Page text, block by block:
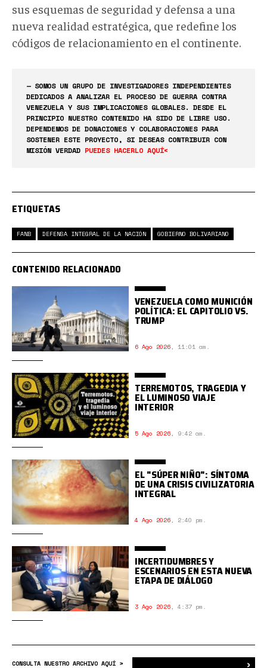
sus esquemas de seguridad y defensa a una
nueva realidad estratégica, que redefine los
códigos de relacionamiento en el continente.
— SOMOS UN GRUPO DE INVESTIGADORES INDEPENDIENTES
DEDICADOS A ANALIZAR EL PROCESO DE GUERRA CONTRA
VENEZUELA Y SUS IMPLICACIONES GLOBALES. DESDE EL
PRINCIPIO NUESTRO CONTENIDO HA SIDO DE LIBRE USO.
DEPENDEMOS DE DONACIONES Y COLABORACIONES PARA
SOSTENER ESTE PROYECTO, SI DESEAS CONTRIBUIR CON
MISIÓN VERDAD PUEDES HACERLO AQUÍ<
ETIQUETAS
FANB DEFENSA INTEGRAL DE LA NACIÓN GOBIERNO BOLIVARIANO
CONTENIDO RELACIONADO
VENEZUELA COMO MUNICIÓN
POLÍTICA: EL CAPITOLIO VS.
TRUMP
6 Ago 2026, 11:01 am.
TERREMOTOS, TRAGEDIA Y
EL LUMINOSO VIAJE
INTERIOR
5 Ago 2026, 9:42 am.
EL "SÚPER NIÑO": SÍNTOMA
DE UNA CRISIS CIVILIZATORIA
INTEGRAL
4 Ago 2026, 2:40 pm.
INCERTIDUMBRES Y
ESCENARIOS EN ESTA NUEVA
ETAPA DE DIÁLOGO
3 Ago 2026, 4:37 pm.
CONSULTA NUESTRO ARCHIVO AQUÍ > ›